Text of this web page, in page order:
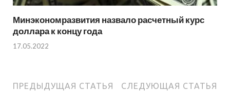
Минэкономразвития назвало расчетный курс
доллара к концу года
17.05.2022
ПРЕДЫДУЩАЯ СТАТЬЯ СЛЕДУЮЩАЯ СТАТЬЯ